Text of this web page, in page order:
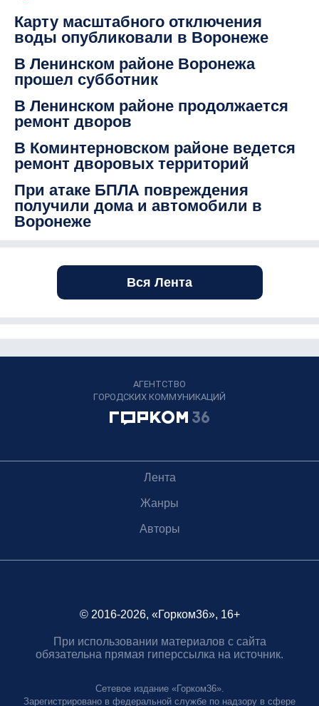
Карту масштабного отключения
воды опубликовали в Воронеже
В Ленинском районе Воронежа
прошел субботник
В Ленинском районе продолжается
ремонт дворов
В Коминтерновском районе ведется
ремонт дворовых территорий
При атаке БПЛА повреждения
получили дома и автомобили в
Воронеже
Вся Лента
АГЕНТСТВО
ГОРОДСКИХ КОММУНИКАЦИЙ
Лента
Жанры
Авторы
© 2016-2026, «Горком36», 16+
При использовании материалов с сайта
обязательна прямая гиперссылка на источник.
Сетевое издание «Горком36».
Зарегистрировано в федеральной службе по надзору в сфере